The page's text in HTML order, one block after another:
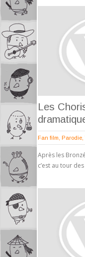
Les
Fan film Parodie
Après les
c’est au tour